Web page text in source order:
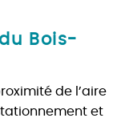
Bois-
de l’aire
et